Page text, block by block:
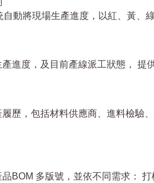
動將現場生產進度，以紅、黃、
進度，及目前產線派工狀態， 提
歷，包括材料供應商、進料檢
BOM 多版號，並依不同需求：